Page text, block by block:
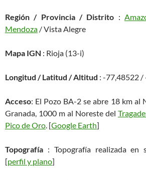
Región / Provincia / Distrito :
Mendoza / Vista Alegre
Mapa IGN : Rioja (13-i)
Longitud / Latitud / Altitud : -77,48522 /
Acceso: El Pozo BA-2 se abre 18 km al
Granada, 1000 m al Noreste del
Pico de Oro. [Google Earth]
Topografía : Topografía realizada en
[perfil y plano]